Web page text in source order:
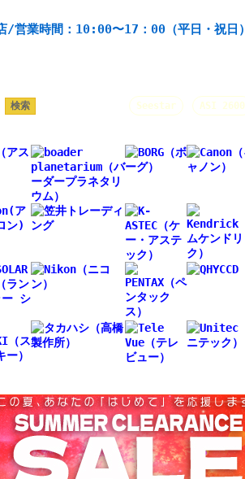
/営業時間：10:00〜17：00（平日・祝日）
Seestar ASI 2600